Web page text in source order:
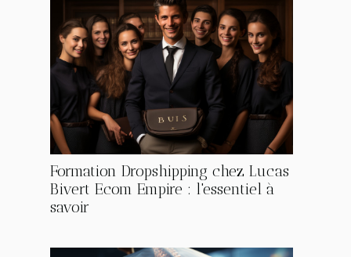
Formation Dropshipping chez Lucas
Bivert Ecom Empire : l'essentiel à
savoir